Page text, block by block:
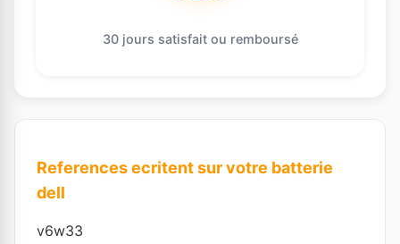
30 jours satisfait ou remboursé
References ecritent sur votre batterie
dell
v6w33